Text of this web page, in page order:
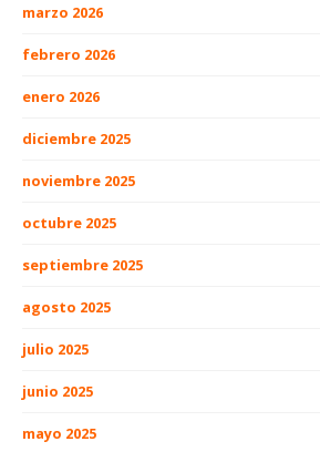
marzo 2026
febrero 2026
enero 2026
diciembre 2025
noviembre 2025
octubre 2025
septiembre 2025
agosto 2025
julio 2025
junio 2025
mayo 2025